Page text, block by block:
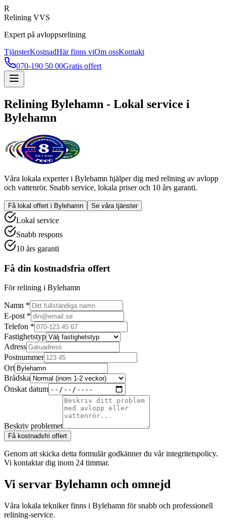
R
Relining VVS
Expert på avloppsrelining
TjänsterKostnadHär finns viOm ossKontakt
070-190 50 00Gratis offert
Relining Bylehamn - Lokal service i
Bylehamn
Våra lokala experter i Bylehamn hjälper dig med relining av avlopp
och vattenrör. Snabb service, lokala priser och 10 års garanti.
Få lokal offert i Bylehamn Se våra tjänster
Lokal service
Snabb respons
10 års garanti
Få din kostnadsfria offert
För relining i Bylehamn
Namn *
E-post *
Telefon *
Fastighetstyp
Adress
Postnummer
Ort
Brådska
Önskat datum
Beskriv problemet
Få kostnadsfri offert
Genom att skicka detta formulär godkänner du vår integritetspolicy.
Vi kontaktar dig inom 24 timmar.
Vi servar Bylehamn och omnejd
Våra lokala tekniker finns i Bylehamn för snabb och professionell
relining-service.